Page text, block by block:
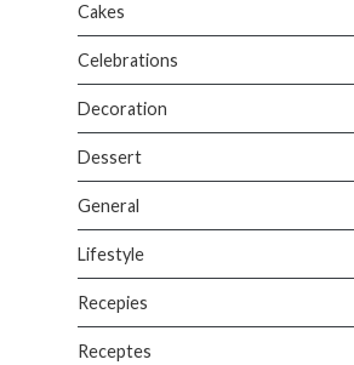
Cakes
Celebrations
Decoration
Dessert
General
Lifestyle
Recepies
Receptes